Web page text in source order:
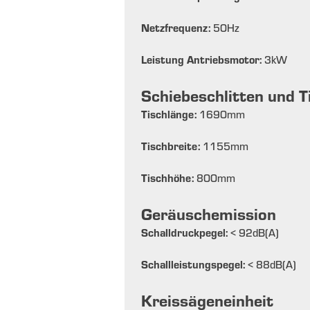
Netzfrequenz: 50Hz
Leistung Antriebsmotor: 3kW
Schiebeschlitten und
Tischlänge: 1690mm
Tischbreite: 1155mm
Tischhöhe: 800mm
Geräuschemission
Schalldruckpegel: < 92dB(A)
Schallleistungspegel: < 88dB(A)
Kreissägeneinheit